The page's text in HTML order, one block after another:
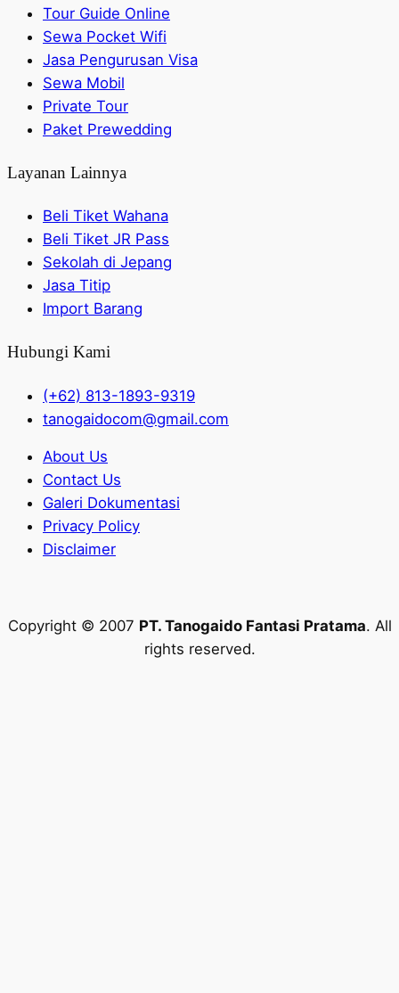
Tour Guide Online
Sewa Pocket Wifi
Jasa Pengurusan Visa
Sewa Mobil
Private Tour
Paket Prewedding
Layanan Lainnya
Beli Tiket Wahana
Beli Tiket JR Pass
Sekolah di Jepang
Jasa Titip
Import Barang
Hubungi Kami
(+62) 813-1893-9319
tanogaidocom@gmail.com
About Us
Contact Us
Galeri Dokumentasi
Privacy Policy
Disclaimer
Copyright © 2007 PT. Tanogaido Fantasi Pratama. All
rights reserved.